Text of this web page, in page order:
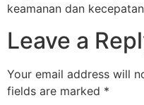
keamanan dan
Leave a
Your email address will
fields are marked *